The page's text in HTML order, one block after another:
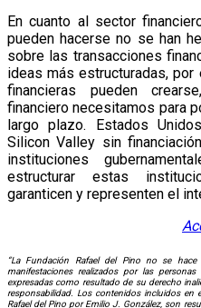
En cuanto al sector
pueden hacerse no se han
sobre las transacciones
ideas más estructuradas,
financieras pueden
financiero necesitamos para
largo plazo. Estados
Silicon Valley sin
instituciones
estructurar estas
garanticen y representen el
“La Fundación Rafael del Pino no se
manifestaciones realizados por las
expresadas como resultado de su derecho
responsabilidad. Los contenidos incluidos en
Rafael del Pino por Emilio J. González, son